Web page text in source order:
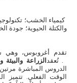
كيمياء الخشب؛
والكتلة الحيوية؛ جودة
تقدم أغروبوس، وهي
الزراعة والبيئة . تُعقد
الدروس المباشرة
الوقت الفعلي. تتميز